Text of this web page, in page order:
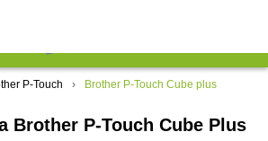
P-Touch Brother P-Touch Cube plus
Brother P-Touch Cube Plus